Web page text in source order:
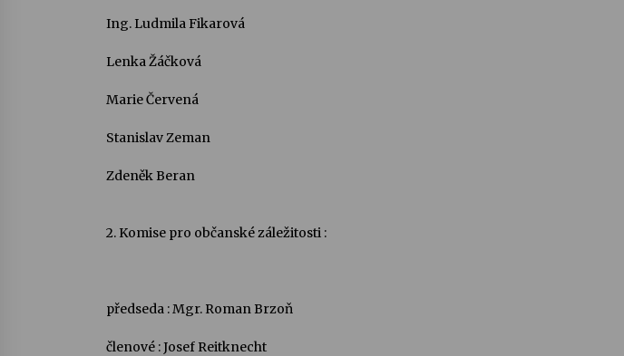
Ing. Ludmila Fikarová
Lenka Žáčková
Marie Červená
Stanislav Zeman
Zdeněk Beran
2. Komise pro občanské záležitosti :
předseda : Mgr. Roman Brzoň
členové : Josef Reitknecht